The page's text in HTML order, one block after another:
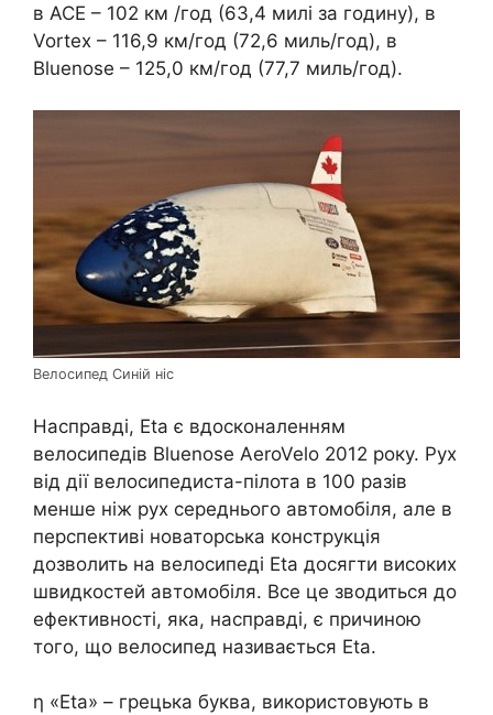
в ACE – 102 км /год (63,4 милі за годину), в
Vortex – 116,9 км/год (72,6 миль/год), в
Bluenose – 125,0 км/год (77,7 миль/год).
Велосипед Синій ніс
Насправді, Eta є вдосконаленням
велосипедів Bluenose AeroVelo 2012 року. Рух
від дії велосипедиста-пілота в 100 разів
менше ніж рух середнього автомобіля, але в
перспективі новаторська конструкція
дозволить на велосипеді Eta досягти високих
швидкостей автомобіля. Все це зводиться до
ефективності, яка, насправді, є причиною
того, що велосипед називається Eta.
η «Eta» – грецька буква, використовують в